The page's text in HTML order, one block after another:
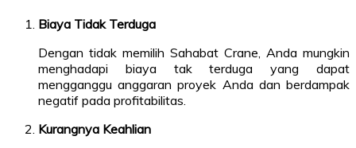
Biaya Tidak Terduga
Dengan tidak memilih Sahabat Crane, Anda mungkin
menghadapi biaya tak terduga yang dapat
mengganggu anggaran proyek Anda dan berdampak
negatif pada profitabilitas.
Kurangnya Keahlian